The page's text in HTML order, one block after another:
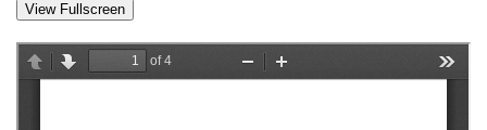
View Fullscreen